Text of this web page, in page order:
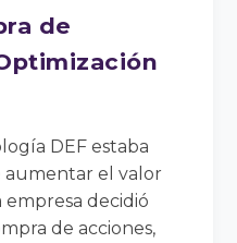
de
DEF estaba
aumentar el valor
empresa decidió
de acciones,